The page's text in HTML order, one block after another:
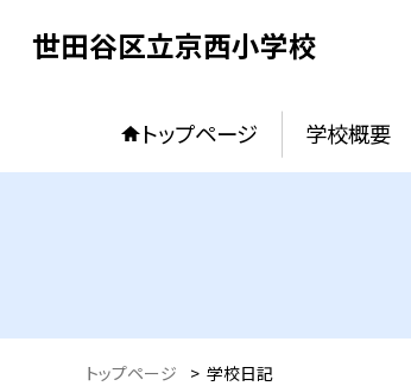
世田谷区立京西小学校
トップページ 学校概要
トップページ > 学校日記